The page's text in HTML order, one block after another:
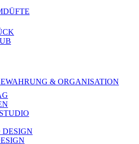
& ORGANISATION